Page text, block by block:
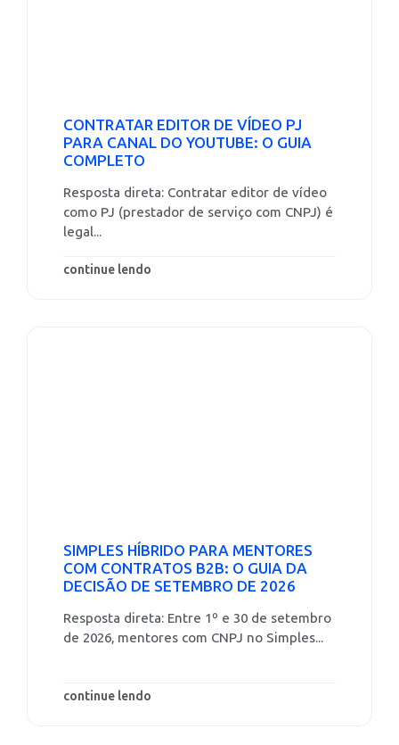
CONTRATAR EDITOR DE VÍDEO PJ
PARA CANAL DO YOUTUBE: O GUIA
COMPLETO
Resposta direta: Contratar editor de vídeo
como PJ (prestador de serviço com CNPJ) é
legal...
continue lendo
SIMPLES HÍBRIDO PARA MENTORES
COM CONTRATOS B2B: O GUIA DA
DECISÃO DE SETEMBRO DE 2026
Resposta direta: Entre 1º e 30 de setembro
de 2026, mentores com CNPJ no Simples...
continue lendo